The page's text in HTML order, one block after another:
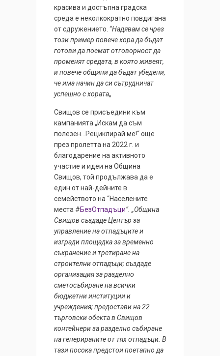
красива и достъпна градска
среда е неколкократно повдигана
от сдружението. “Надявам се чрез
този пример повече хора да бъдат
готови да поемат отговорност да
променят средата, в която живеят,
и повече общини да бъдат убедени,
че има начин да си сътрудничат
успешно с хората„
Свищов се присъедини към
кампанията „Искам да съм
полезен…Рециклирай ме!“ oще
през пролетта на 2022 г. и
благодарение на активното
участие и идеи на Община
Свищов, той продължава да е
един от най-дейните в
семейството на “Населените
места #БезОтпадъци”. „Община
Свищов създаде Център за
управление на отпадъците и
изгради площадка за временно
съхранение и третиране на
строителни отпадъци; създаде
организация за разделно
сметосъбиране на всички
бюджетни институции и
учреждения; предостави на 22
търговски обекта в Свищов
контейнери за разделно събиране
на генерираните от тях отпадъци. В
тази посока предстои поетапно да